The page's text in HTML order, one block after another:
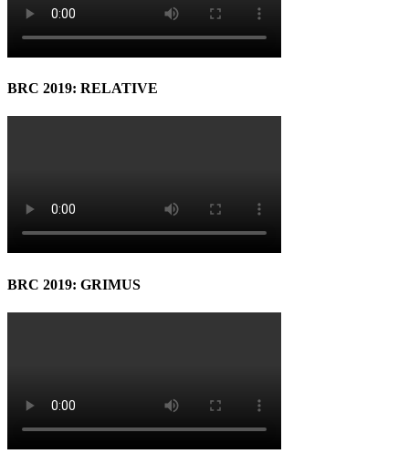
BRC 2019: RELATIVE
BRC 2019: GRIMUS